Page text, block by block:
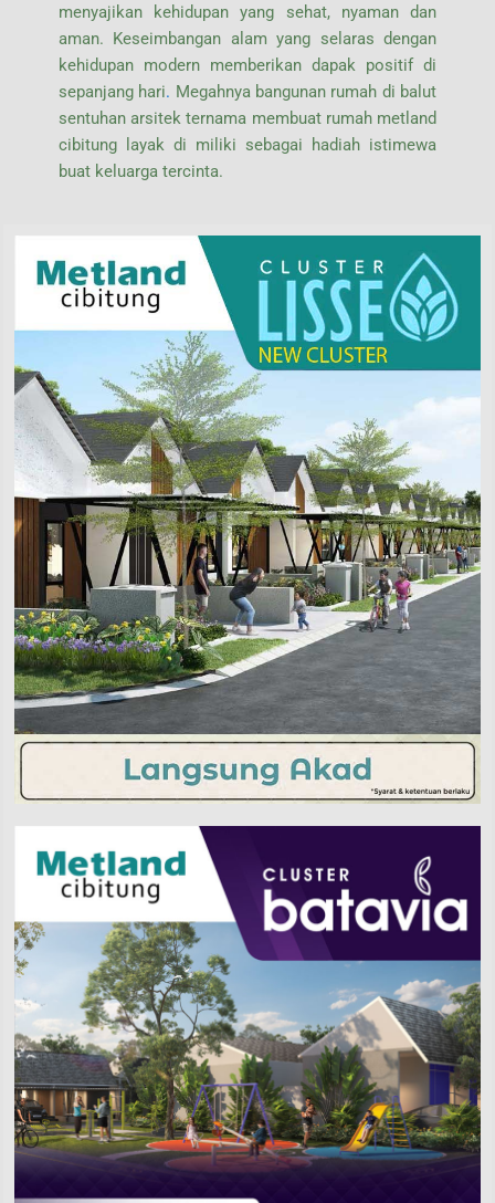
menyajikan kehidupan yang sehat, nyaman dan
aman. Keseimbangan alam yang selaras dengan
kehidupan modern memberikan dapak positif di
sepanjang hari. Megahnya bangunan rumah di balut
sentuhan arsitek ternama membuat rumah metland
cibitung layak di miliki sebagai hadiah istimewa
buat keluarga tercinta.